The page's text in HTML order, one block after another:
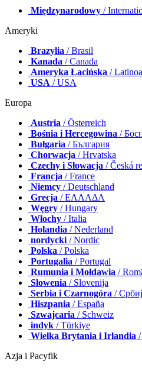
Międzynarodowy /
Ameryki
Brazylia / Brasil
Kanada / Canada
Ameryka Łacińska /
USA / USA
Europa
Austria / Österreich
Bośnia i Hercegowina /
Bułgaria / България
Chorwacja / Hrvatska
Czechy i Słowacja / Česká
Francja / France
Niemcy / Deutschland
Grecja / ΕΛΛΑΔΑ
Węgry / Hungary
Włochy / Italia
Holandia / Nederland
nordycki / Nordic
Polska / Polska
Portugalia / Portugal
Rumunia i Mołdawia /
Słowenia / Slovenija
Serbia i Czarnogóra /
Hiszpania / España
Szwajcaria / Schweiz
indyk / Türkiye
Wielka Brytania i Irlandia
Azja i Pacyfik